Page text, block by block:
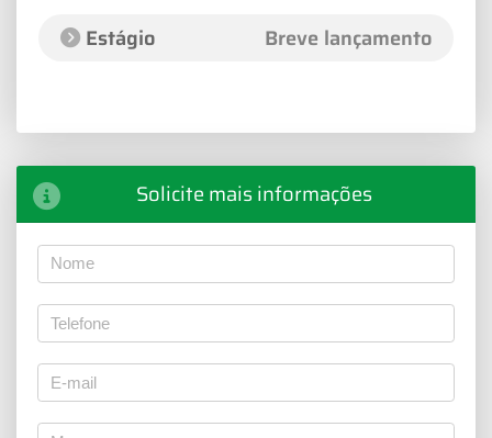
Estágio Breve lançamento
Solicite mais informações